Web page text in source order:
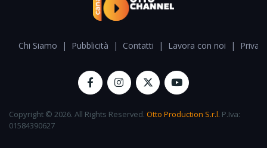
Chi Siamo | Pubblicità | Contatti | Lavora con noi |
Copyright © 2026. All Rights Reserved. Otto Production S.r.l. P.Iva:
01584390627